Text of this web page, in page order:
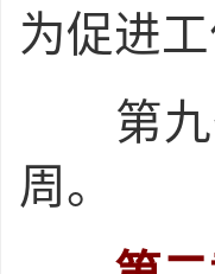
为促进
第九
周。